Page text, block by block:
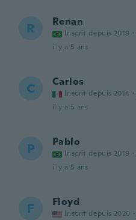
R Renan
Inscrit depuis 2019 ·
il y a 5 ans
C Carlos
Inscrit depuis 2014 ·
il y a 5 ans
P Pablo
Inscrit depuis 2019 ·
il y a 5 ans
F Floyd
Inscrit depuis 2020 ·